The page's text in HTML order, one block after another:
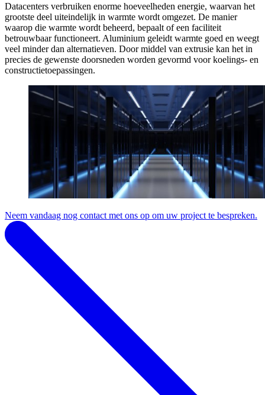
Datacenters verbruiken enorme hoeveelheden energie, waarvan het
grootste deel uiteindelijk in warmte wordt omgezet. De manier
waarop die warmte wordt beheerd, bepaalt of een faciliteit
betrouwbaar functioneert. Aluminium geleidt warmte goed en weegt
veel minder dan alternatieven. Door middel van extrusie kan het in
precies de gewenste doorsneden worden gevormd voor koelings- en
constructietoepassingen.
Neem vandaag nog contact met ons op om uw project te bespreken.